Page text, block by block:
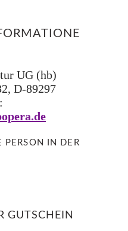
UG (hb)
D-89297
PERSON IN DER
GUTSCHEIN